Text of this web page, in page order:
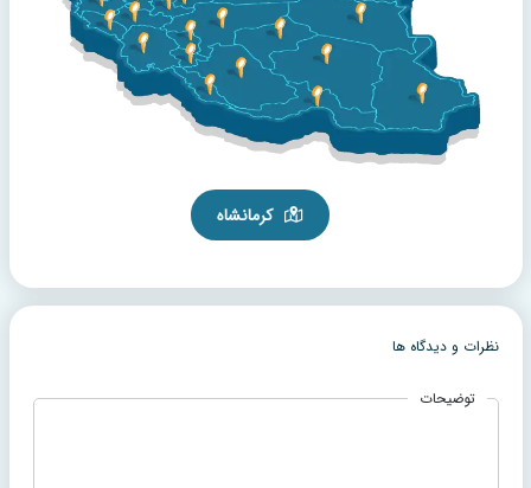
کرمانشاه
نظرات و دیدگاه ها
توضیحات